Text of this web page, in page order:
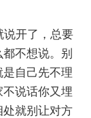
说开了，总要
不想说。别
自己先不理
说话你又埋
就别让对方